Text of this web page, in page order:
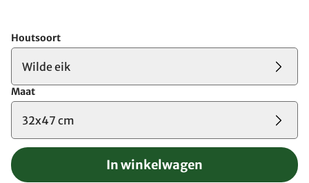
Houtsoort
Wilde eik
Maat
32x47 cm
In winkelwagen